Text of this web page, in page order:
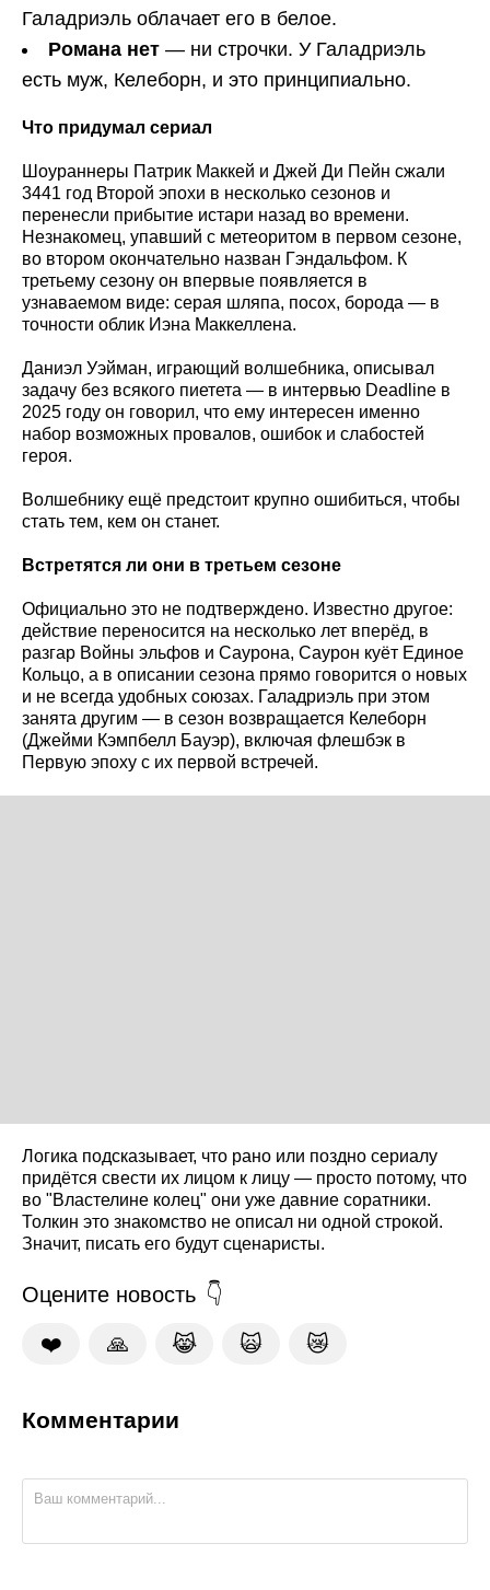
Галадриэль облачает его в белое.
Романа нет — ни строчки. У Галадриэль
есть муж, Келеборн, и это принципиально.
Что придумал сериал
Шоураннеры Патрик Маккей и Джей Ди Пейн сжали
3441 год Второй эпохи в несколько сезонов и
перенесли прибытие истари назад во времени.
Незнакомец, упавший с метеоритом в первом сезоне,
во втором окончательно назван Гэндальфом. К
третьему сезону он впервые появляется в
узнаваемом виде: серая шляпа, посох, борода — в
точности облик Иэна Маккеллена.
Даниэл Уэйман, играющий волшебника, описывал
задачу без всякого пиетета — в интервью Deadline в
2025 году он говорил, что ему интересен именно
набор возможных провалов, ошибок и слабостей
героя.
Волшебнику ещё предстоит крупно ошибиться, чтобы
стать тем, кем он станет.
Встретятся ли они в третьем сезоне
Официально это не подтверждено. Известно другое:
действие переносится на несколько лет вперёд, в
разгар Войны эльфов и Саурона, Саурон куёт Единое
Кольцо, а в описании сезона прямо говорится о новых
и не всегда удобных союзах. Галадриэль при этом
занята другим — в сезон возвращается Келеборн
(Джейми Кэмпбелл Бауэр), включая флешбэк в
Первую эпоху с их первой встречей.
Логика подсказывает, что рано или поздно сериалу
придётся свести их лицом к лицу — просто потому, что
во "Властелине колец" они уже давние соратники.
Толкин это знакомство не описал ни одной строкой.
Значит, писать его будут сценаристы.
Оцените новость
❤️ 🙏 😹 🙀 😿
Комментарии